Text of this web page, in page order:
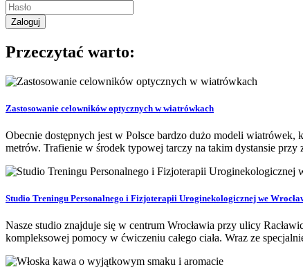
Przeczytać warto:
Zastosowanie celowników optycznych w wiatrówkach
Obecnie dostępnych jest w Polsce bardzo dużo modeli wiatrówek,
metrów. Trafienie w środek typowej tarczy na takim dystansie przy
Studio Treningu Personalnego i Fizjoterapii Uroginekologicznej we
Nasze studio znajduje się w centrum Wrocławia przy ulicy
kompleksowej pomocy w ćwiczeniu całego ciała. Wraz ze